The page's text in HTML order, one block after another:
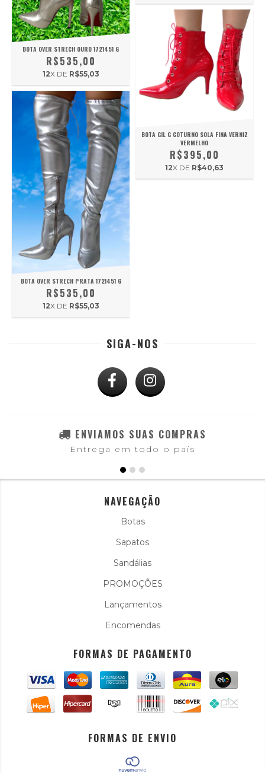
BOTA OVER STRECH OURO 1721451 G
R$535,00
12X DE R$55,03
BOTA OVER STRECH PRATA 1721451 G
R$535,00
12X DE R$55,03
BOTA GIL G COTURNO SOLA FINA VERNIZ
VERMELHO
R$395,00
12X DE R$40,63
SIGA-NOS
ENVIAMOS SUAS COMPRAS
Entrega em todo o país
NAVEGAÇÃO
Botas
Sapatos
Sandálias
PROMOÇÕES
Lançamentos
Encomendas
FORMAS DE PAGAMENTO
FORMAS DE ENVIO